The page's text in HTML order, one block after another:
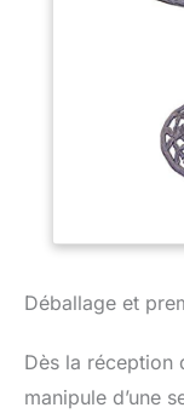
Déballage et
Dès la réception
manipule d’une